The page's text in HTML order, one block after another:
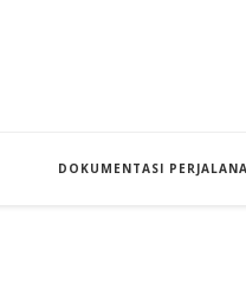
DOKUMENTASI